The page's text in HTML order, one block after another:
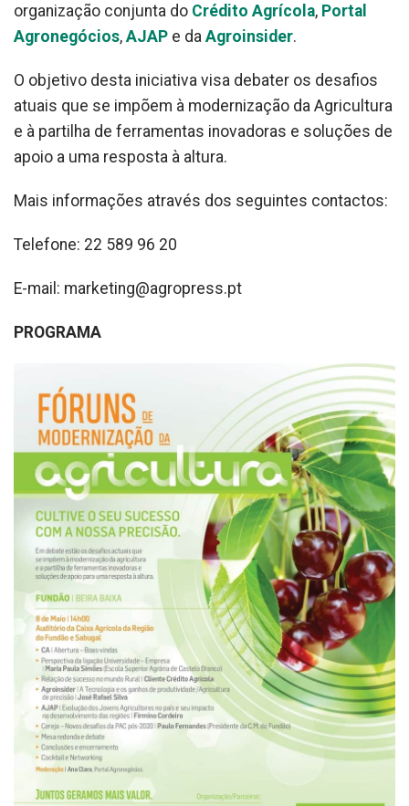
organização conjunta do Crédito Agrícola, Portal
Agronegócios, AJAP e da Agroinsider.
O objetivo desta iniciativa visa debater os desafios
atuais que se impõem à modernização da Agricultura
e à partilha de ferramentas inovadoras e soluções de
apoio a uma resposta à altura.
Mais informações através dos seguintes contactos:
Telefone: 22 589 96 20
E-mail: marketing@agropress.pt
PROGRAMA